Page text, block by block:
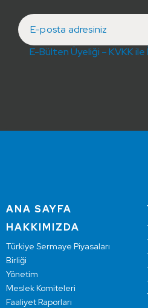
E-Bülten Üyeliği – KVKK
ANA SAYFA
HAKKIMIZDA
Türkiye Sermaye Piyasaları
Birliği
Yönetim
Meslek Komiteleri
Faaliyet Raporları